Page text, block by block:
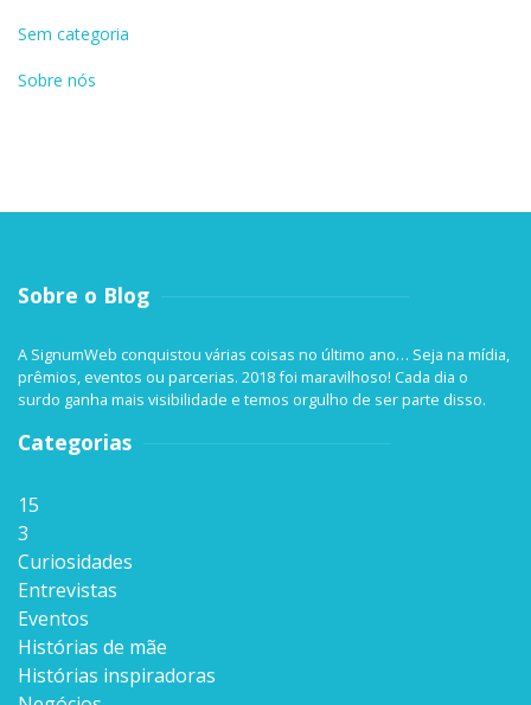
Sem categoria
Sobre nós
Sobre o Blog
A SignumWeb conquistou várias coisas no último ano… Seja na mídia,
prêmios, eventos ou parcerias. 2018 foi maravilhoso! Cada dia o
surdo ganha mais visibilidade e temos orgulho de ser parte disso.
Categorias
15
3
Curiosidades
Entrevistas
Eventos
Histórias de mãe
Histórias inspiradoras